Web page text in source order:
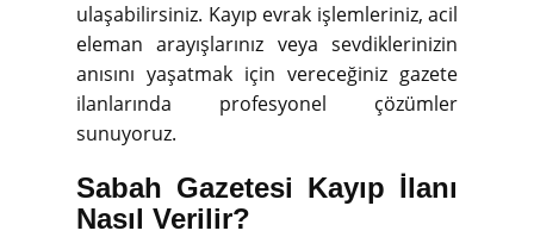
ulaşabilirsiniz. Kayıp evrak işlemleriniz, acil
eleman arayışlarınız veya sevdiklerinizin
anısını yaşatmak için vereceğiniz gazete
ilanlarında profesyonel çözümler
sunuyoruz.
Sabah Gazetesi Kayıp İlanı
Nasıl Verilir?